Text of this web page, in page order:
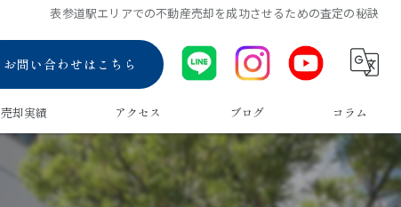
表参道駅エリアでの不動産売却を成功させるための査定の秘訣
お問い合わせはこちら
売却実績 アクセス ブログ コラム